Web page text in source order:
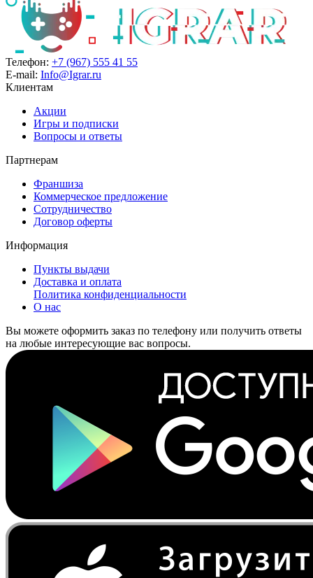
Телефон: +7 (967) 555 41 55
E-mail: Info@Igrar.ru
Клиентам
Акции
Игры и подписки
Вопросы и ответы
Партнерам
Франшиза
Коммерческое предложение
Сотрудничество
Договор оферты
Информация
Пункты выдачи
Доставка и оплата
Политика конфиденциальности
О нас
Вы можете оформить заказ по телефону или получить ответы
на любые интересующие вас вопросы.